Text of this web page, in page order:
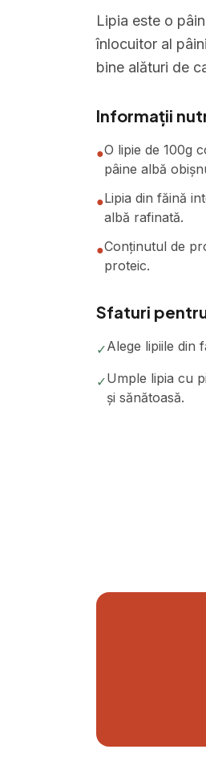
Lipia este o
înlocuitor al
bine alături de
Informații
●O lipie de 100g
pâine albă
●Lipia din făină
albă rafinată.
●Conținutul de
proteic.
Sfaturi
✓Alege lipiile din
✓Umple lipia cu
și sănătoasă.